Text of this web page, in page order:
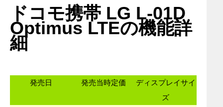
ドコモ携帯 LG L-01D
Optimus LTEの機能詳
細
発売日 発売当時定価
ディスプレイサイ
ズ